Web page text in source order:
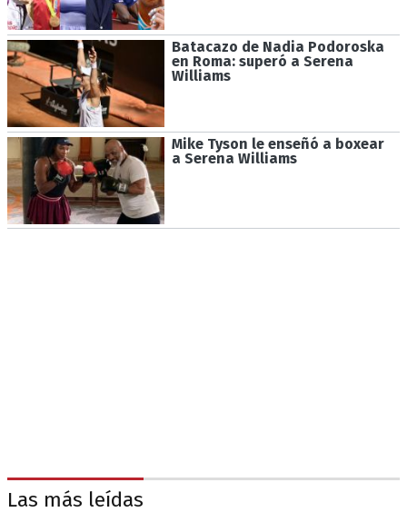
Batacazo de Nadia Podoroska
en Roma: superó a Serena
Williams
Mike Tyson le enseñó a boxear
a Serena Williams
Las más leídas